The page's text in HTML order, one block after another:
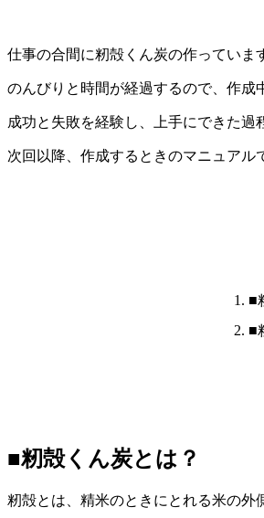
仕事の合間に籾殻くん炭の作っていま
のんびりと時間が経過するので、作成
成功と失敗を経験し、上手にできた過
次回以降、作成するときのマニュアル
■
■
■籾殻くん炭とは？
籾殻とは、精米のときにとれる米の外